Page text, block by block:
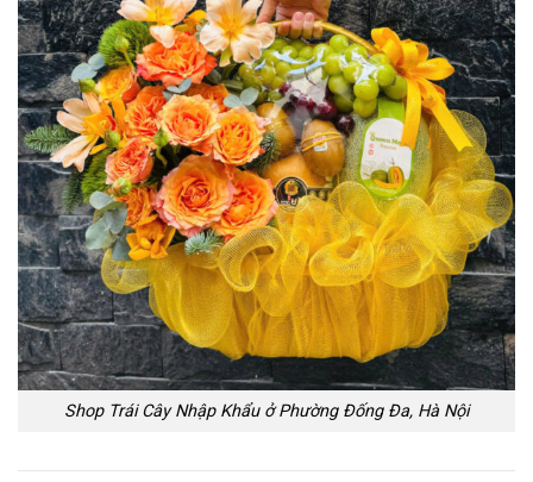
Shop Trái Cây Nhập Khẩu ở Phường Đống Đa, Hà Nội